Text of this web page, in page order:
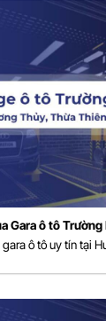
Gara ô tô Trường
ô tô uy tín tại